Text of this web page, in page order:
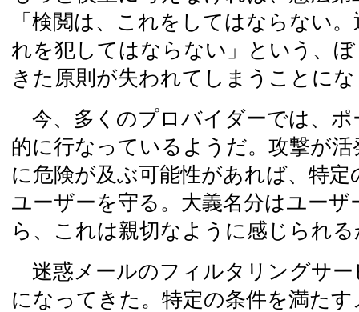
「検閲は、これをしてはならない
れを犯してはならない」という、
きた原則が失われてしまうことに
今、多くのプロバイダーでは、ポ
的に行なっているようだ。攻撃が
に危険が及ぶ可能性があれば、特
ユーザーを守る。大義名分はユーザ
ら、これは親切なように感じられ
迷惑メールのフィルタリングサー
になってきた。特定の条件を満た